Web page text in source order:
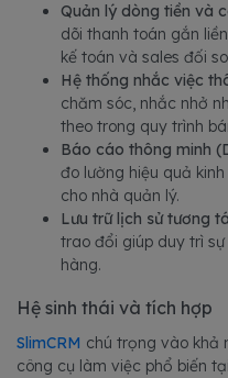
Quản lý dòng tiền và
dõi thanh toán gắn
kế toán và sales đối
Hệ thống nhắc việc
chăm sóc, nhắc nhở
theo trong quy trình
Báo cáo thông minh
đo lường hiệu quả
cho nhà quản lý.
Lưu trữ lịch sử tương
trao đổi giúp duy trì
hàng.
Hệ sinh thái và tích hợp
SlimCRM chú trọng vào khả
công cụ làm việc phổ biến